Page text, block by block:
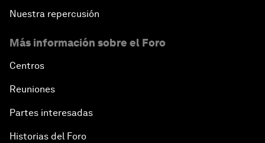
Nuestra repercusión
Más información sobre el Foro
Centros
Reuniones
Partes interesadas
Historias del Foro